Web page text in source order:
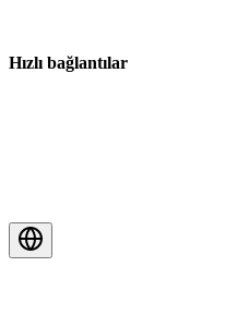
Hızlı bağlantılar